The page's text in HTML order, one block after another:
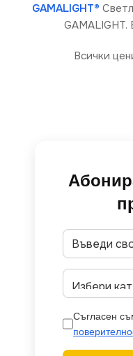
GAMALIGHT®
GAMALIGHT.
Всички
Съгласен